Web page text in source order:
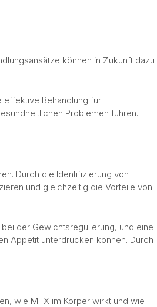
können in Zukunft dazu
effektive Behandlung für
Problemen führen.
Durch die Identifizierung von
und gleichzeitig die Vorteile von
der Gewichtsregulierung, und eine
Appetit unterdrücken können. Durch
wie MTX im Körper wirkt und wie